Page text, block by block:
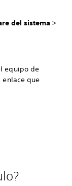
del sistema >
equipo de
enlace que